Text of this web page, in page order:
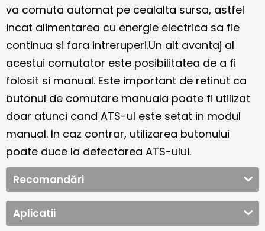
va comuta automat pe cealalta sursa, astfel
incat alimentarea cu energie electrica sa fie
continua si fara intreruperi.Un alt avantaj al
acestui comutator este posibilitatea de a fi
folosit si manual. Este important de retinut ca
butonul de comutare manuala poate fi utilizat
doar atunci cand ATS-ul este setat in modul
manual. In caz contrar, utilizarea butonului
poate duce la defectarea ATS-ului.
Recomandări
Aplicatii